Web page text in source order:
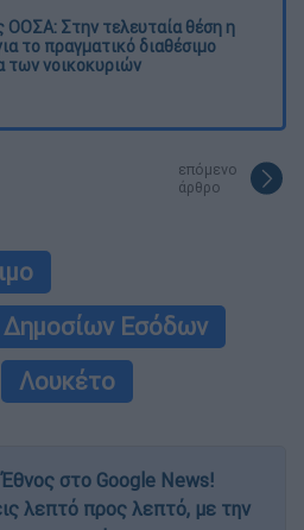
ΟΟΣΑ: Στην τελευταία θέση η
το πραγματικό διαθέσιμο
των νοικοκυριών
επόμενο
άρθρο
Δημοσίων Εσόδων
Λουκέτο
στο Google News!
λεπτό προς λεπτό, με την